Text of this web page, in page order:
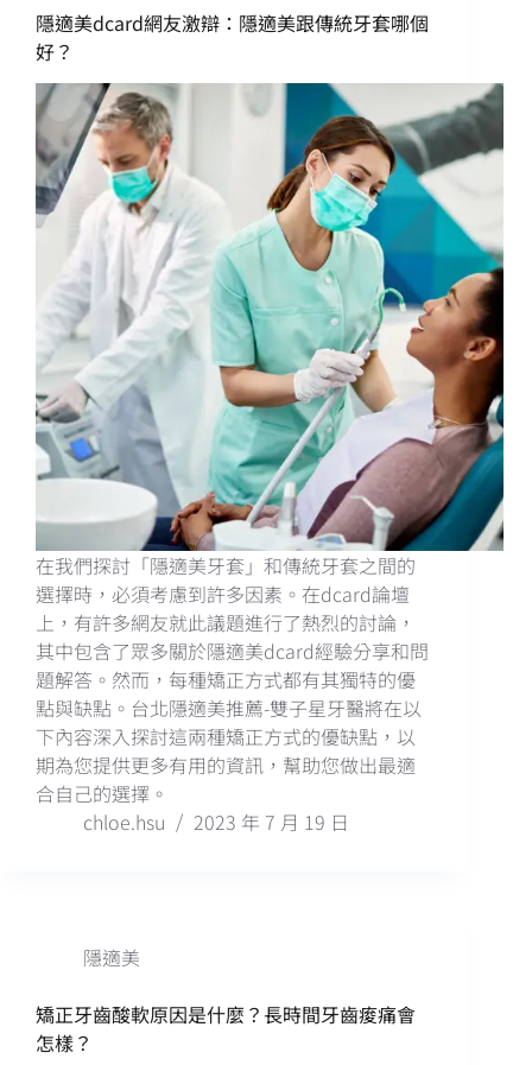
隱適美dcard網友激辯：隱適美跟傳統牙套哪個
好？
在我們探討「隱適美牙套」和傳統牙套之間的
選擇時，必須考慮到許多因素。在dcard論壇
上，有許多網友就此議題進行了熱烈的討論，
其中包含了眾多關於隱適美dcard經驗分享和問
題解答。然而，每種矯正方式都有其獨特的優
點與缺點。台北隱適美推薦-雙子星牙醫將在以
下內容深入探討這兩種矯正方式的優缺點，以
期為您提供更多有用的資訊，幫助您做出最適
合自己的選擇。
chloe.hsu
2023 年 7 月 19 日
隱適美
矯正牙齒酸軟原因是什麼？長時間牙齒痠痛會
怎樣？